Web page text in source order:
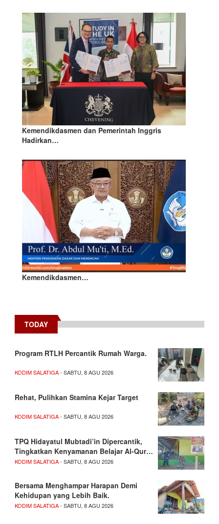
Kemendikdasmen dan Pemerintah Inggris
Hadirkan…
Kemendikdasmen…
TODAY
Program RTLH Percantik Rumah Warga.
KODIM SALATIGA- SABTU, 8 AGU 2026
Rehat, Pulihkan Stamina Kejar Target
KODIM SALATIGA- SABTU, 8 AGU 2026
TPQ Hidayatul Mubtadi’in Dipercantik,
Tingkatkan Kenyamanan Belajar Al-Qur…
KODIM SALATIGA- SABTU, 8 AGU 2026
Bersama Menghampar Harapan Demi
Kehidupan yang Lebih Baik.
KODIM SALATIGA- SABTU, 8 AGU 2026